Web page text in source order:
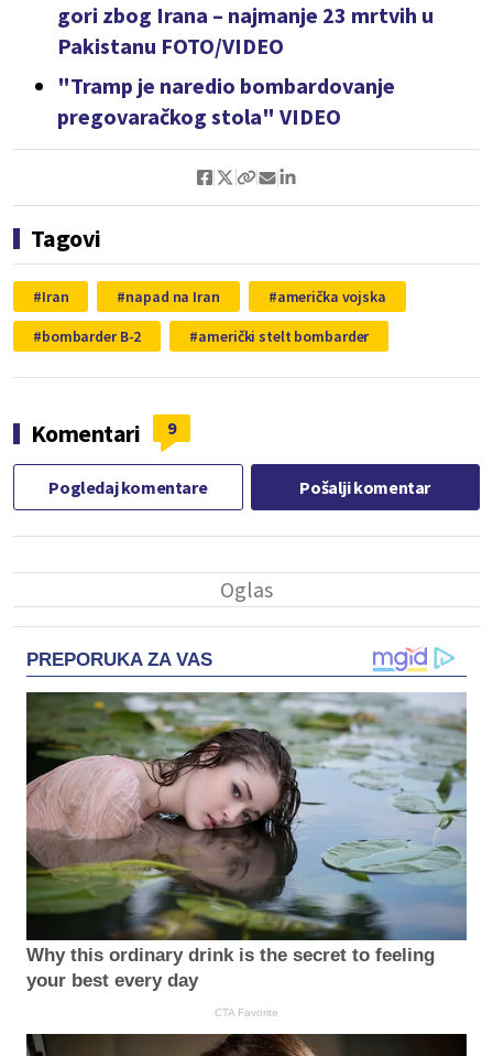
gori zbog Irana – najmanje 23 mrtvih u
Pakistanu FOTO/VIDEO
"Tramp je naredio bombardovanje
pregovaračkog stola" VIDEO
Tagovi
Iran napad na Iran
američka vojska
bombarder B-2
američki stelt bombarder
Komentari 9
Pogledaj komentare Pošalji komentar
PREPORUKA ZA VAS
Why this ordinary drink is the secret to feeling
your best every day
CTA Favorite